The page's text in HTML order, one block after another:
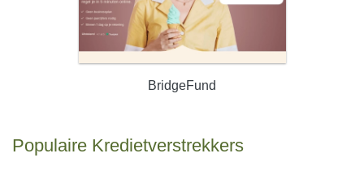
BridgeFund
Populaire Kredietverstrekkers